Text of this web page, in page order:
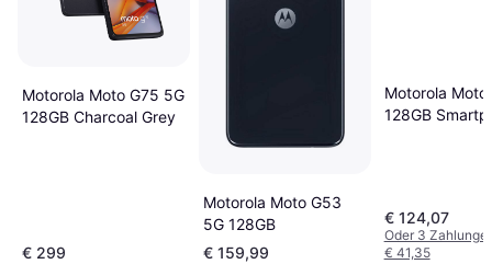
Motorola Moto G75 5G
128GB Charcoal Grey
€ 299
Motorola Moto G53
5G 128GB
€ 159,99
Motorola Moto
128GB
€ 124,07
Oder 3
€ 41,35